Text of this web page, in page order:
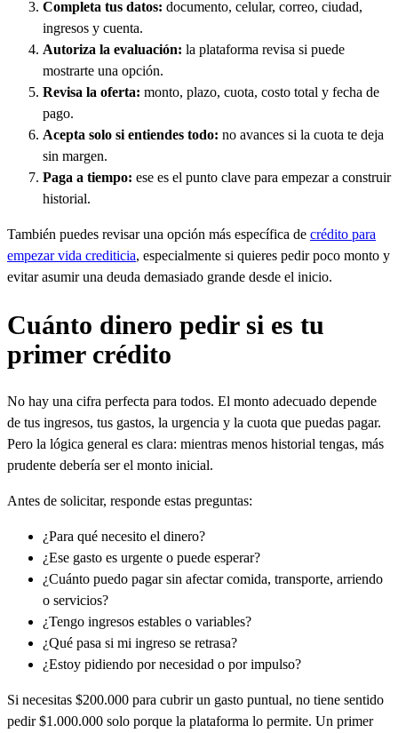
Completa tus datos: documento, celular, correo, ciudad,
ingresos y cuenta.
Autoriza la evaluación: la plataforma revisa si puede
mostrarte una opción.
Revisa la oferta: monto, plazo, cuota, costo total y fecha de
pago.
Acepta solo si entiendes todo: no avances si la cuota te deja
sin margen.
Paga a tiempo: ese es el punto clave para empezar a construir
historial.
También puedes revisar una opción más específica de crédito para
empezar vida crediticia, especialmente si quieres pedir poco monto y
evitar asumir una deuda demasiado grande desde el inicio.
Cuánto dinero pedir si es tu
primer crédito
No hay una cifra perfecta para todos. El monto adecuado depende
de tus ingresos, tus gastos, la urgencia y la cuota que puedas pagar.
Pero la lógica general es clara: mientras menos historial tengas, más
prudente debería ser el monto inicial.
Antes de solicitar, responde estas preguntas:
¿Para qué necesito el dinero?
¿Ese gasto es urgente o puede esperar?
¿Cuánto puedo pagar sin afectar comida, transporte, arriendo
o servicios?
¿Tengo ingresos estables o variables?
¿Qué pasa si mi ingreso se retrasa?
¿Estoy pidiendo por necesidad o por impulso?
Si necesitas $200.000 para cubrir un gasto puntual, no tiene sentido
pedir $1.000.000 solo porque la plataforma lo permite. Un primer